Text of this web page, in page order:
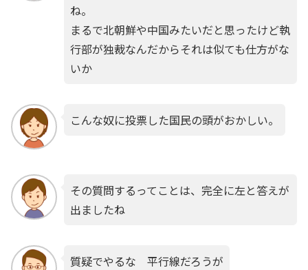
ね。
まるで北朝鮮や中国みたいだと思ったけど執
行部が独裁なんだからそれは似ても仕方がな
いか
こんな奴に投票した国民の頭がおかしい。
その質問するってことは、完全に左と答えが
出ましたね
質疑でやるな 平行線だろうが